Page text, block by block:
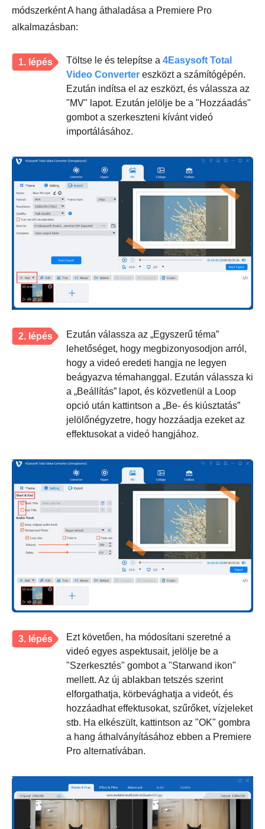
módszerként A hang áthaladása a Premiere Pro
alkalmazásban:
1. lépés Töltse le és telepítse a 4Easysoft Total
Video Converter eszközt a számítógépén.
Ezután indítsa el az eszközt, és válassza az
"MV" lapot. Ezután jelölje be a "Hozzáadás"
gombot a szerkeszteni kívánt videó
importálásához.
2. lépés
Ezután válassza az „Egyszerű téma”
lehetőséget, hogy megbizonyosodjon arról,
hogy a videó eredeti hangja ne legyen
beágyazva témahanggal. Ezután válassza ki
a „Beállítás” lapot, és közvetlenül a Loop
opció után kattintson a „Be- és kiúsztatás”
jelölőnégyzetre, hogy hozzáadja ezeket az
effektusokat a videó hangjához.
3. lépés
Ezt követően, ha módosítani szeretné a
videó egyes aspektusait, jelölje be a
"Szerkesztés" gombot a "Starwand ikon"
mellett. Az új ablakban tetszés szerint
elforgathatja, körbevághatja a videót, és
hozzáadhat effektusokat, szűrőket, vízjeleket
stb. Ha elkészült, kattintson az "OK" gombra
a hang áthalványításához ebben a Premiere
Pro alternatívában.